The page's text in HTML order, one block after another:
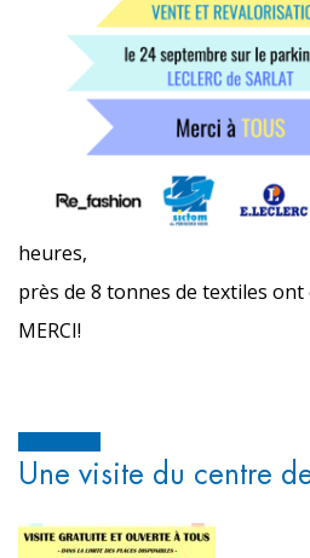
heures,
près de 8 tonnes de textiles
MERCI!
Une visite du centre